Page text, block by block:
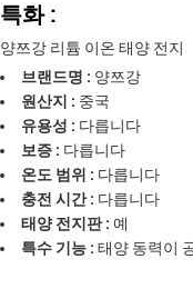
특화 :
양쯔강 리튬 이온 태양 전지
브랜드명 : 양쯔강
원산지 : 중국
유용성 : 다릅니다
보증 : 다릅니다
온도 범위 : 다릅니다
충전 시간 : 다릅니다
태양 전지판 : 예
특수 기능 : 태양 동력이